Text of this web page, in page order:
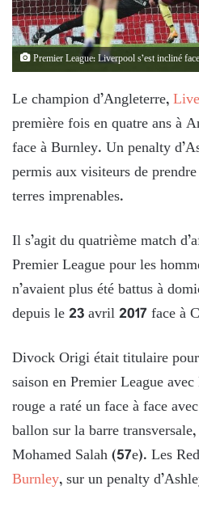
Premier League: Liverpool s’est incliné
Le champion d’Angleterre,
première fois en quatre ans à
face à Burnley. Un penalty
permis aux visiteurs de
terres imprenables.
Il s’agit du quatrième match
Premier League pour les
n’avaient plus été battus à
depuis le 23 avril 2017 face à
Divock Origi était titulaire
saison en Premier League
rouge a raté un face à face
ballon sur la barre
Mohamed Salah (57e). Les
Burnley, sur un penalty